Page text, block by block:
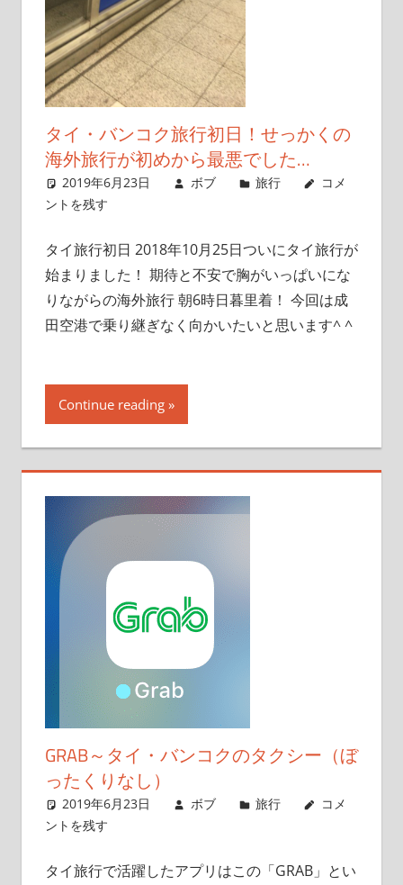
タイ・バンコク旅行初日！せっかくの
海外旅行が初めから最悪でした…
2019年6月23日 ボブ 旅行
コメ
ントを残す
タイ旅行初日 2018年10月25日ついにタイ旅行が
始まりました！ 期待と不安で胸がいっぱいにな
りながらの海外旅行 朝6時日暮里着！ 今回は成
田空港で乗り継ぎなく向かいたいと思います^ ^
Continue reading
GRAB～タイ・バンコクのタクシー（ぼ
ったくりなし）
2019年6月23日 ボブ 旅行
コメ
ントを残す
タイ旅行で活躍したアプリはこの「GRAB」とい